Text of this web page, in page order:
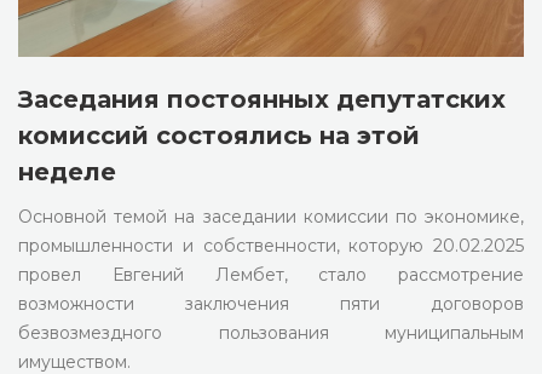
Заседания постоянных депутатских
комиссий состоялись на этой
неделе
Основной темой на заседании комиссии по экономике,
промышленности и собственности, которую 20.02.2025
провел Евгений Лембет, стало рассмотрение
возможности заключения пяти договоров
безвозмездного пользования муниципальным
имуществом.